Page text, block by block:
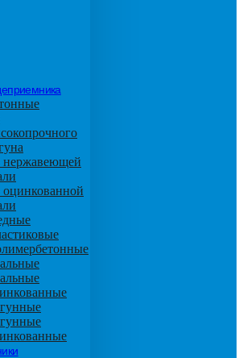
нержавеющей